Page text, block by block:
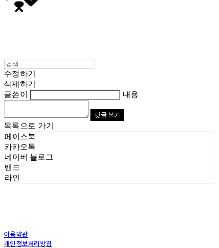
수정하기
삭제하기
글쓴이
내용
댓글 쓰기
목록으로 가기
페이스북
카카오톡
네이버 블로그
밴드
라인
이용약관
개인정보처리방침